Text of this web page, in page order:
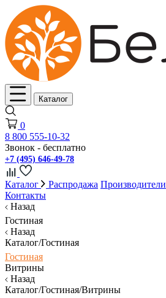
Каталог
0
8 800 555-10-32
Звонок - бесплатно
+7 (495) 646-49-78
Каталог Распродажа Производители
Контакты
Назад
Гостиная
Назад
Каталог/Гостиная
Гостиная
Витрины
Назад
Каталог/Гостиная/Витрины